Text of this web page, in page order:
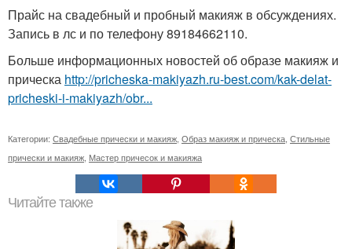
Прайс на свадебный и пробный макияж в обсуждениях.
Запись в лс и по телефону 89184662110.
Больше информационных новостей об образе макияж и
прическа http://pricheska-makiyazh.ru-best.com/kak-delat-
pricheski-i-makiyazh/obr...
Категории: Свадебные прически и макияж Образ макияж и прическа Стильные
прически и макияж Мастер причесок и макияжа
Читайте также